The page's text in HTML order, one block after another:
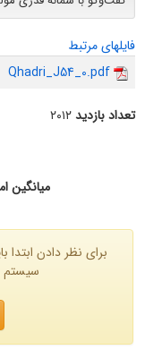
فایلهای مرتبط
Qhadri_J54_0.pdf
تعداد بازدید۲۰۱۲
میانگین
برای نظر دادن ابتدا
سیستم